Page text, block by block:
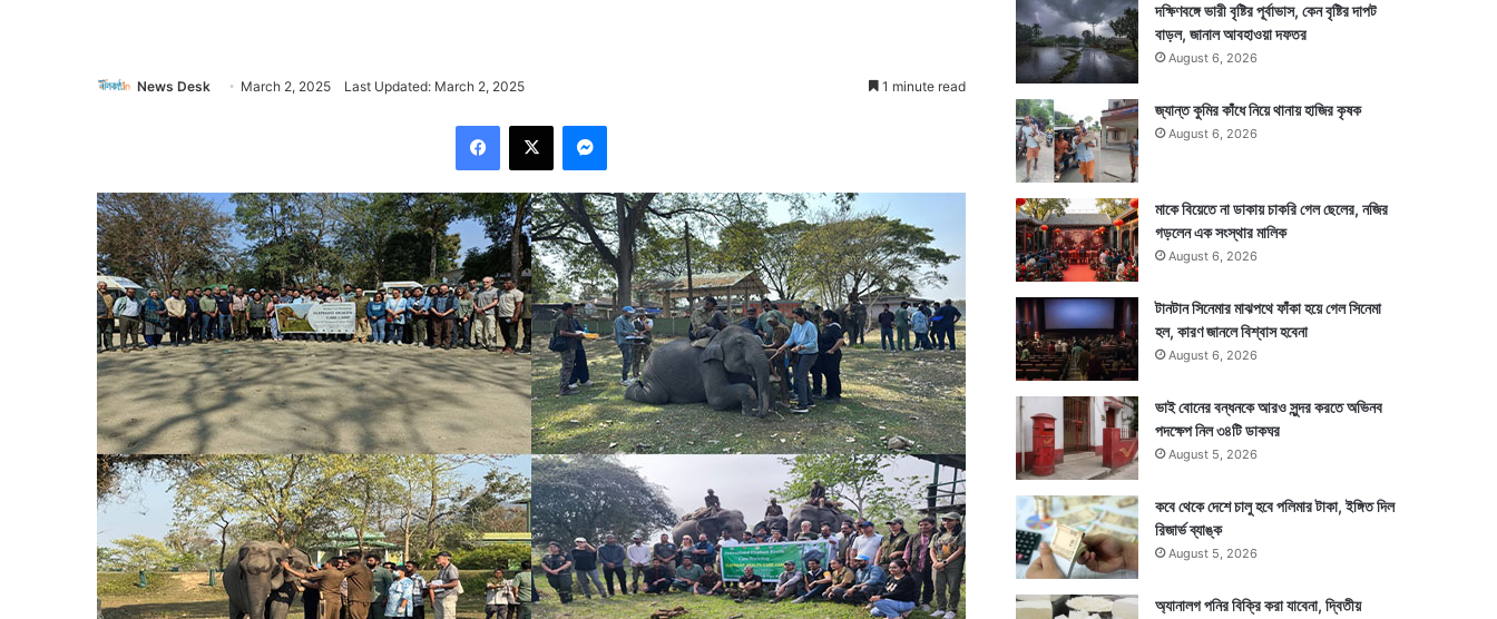
News Desk March 2, 2025 Last Updated: March 2, 2025 1 minute read
দক্ষিণবঙ্গে ভারী বৃষ্টির পূর্বাভাস, কেন বৃষ্টির দাপট
বাড়ল, জানাল আবহাওয়া দফতর
August 6, 2026
জ্যান্ত কুমির কাঁধে নিয়ে থানায় হাজির কৃষক
August 6, 2026
মাকে বিয়েতে না ডাকায় চাকরি গেল ছেলের, নজির
গড়লেন এক সংস্থার মালিক
August 6, 2026
টানটান সিনেমার মাঝপথে ফাঁকা হয়ে গেল সিনেমা
হল, কারণ জানলে বিশ্বাস হবেনা
August 6, 2026
ভাই বোনের বন্ধনকে আরও সুন্দর করতে অভিনব
পদক্ষেপ নিল ৩৪টি ডাকঘর
August 5, 2026
কবে থেকে দেশে চালু হবে পলিমার টাকা, ইঙ্গিত দিল
রিজার্ভ ব্যাঙ্ক
August 5, 2026
অ্যানালগ পনির বিক্রি করা যাবেনা, দ্বিতীয়